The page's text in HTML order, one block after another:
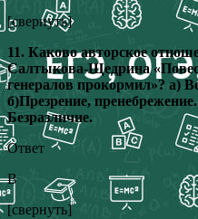
[свернуть]
11. Каково авторское
Салтыкова-Щедрина
генералов прокормил»? а)
б)Презрение,
Безразличие.
Ответ
В
[свернуть]